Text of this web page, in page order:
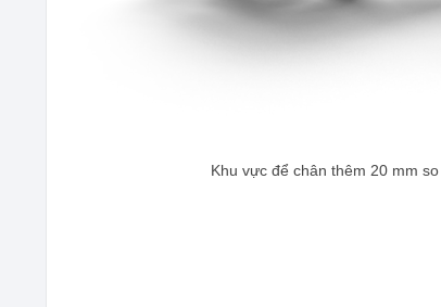
Khu vực để chân thêm 20 mm